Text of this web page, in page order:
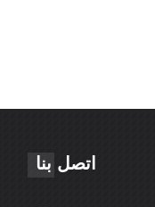
اتصل بنا